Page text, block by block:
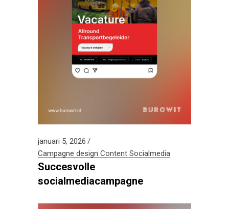
januari 5, 2026
Campagne design Content Socialmedia
Succesvolle
socialmediacampagne